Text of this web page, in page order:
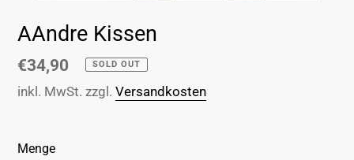
AAndre Kissen
Normaler
Preis
€34,90 SOLD OUT
inkl. MwSt. zzgl. Versandkosten
Menge